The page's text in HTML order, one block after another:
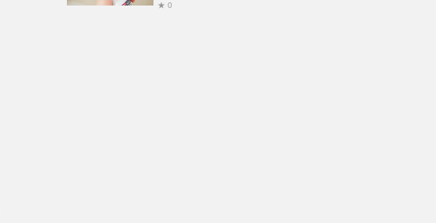
★ 0